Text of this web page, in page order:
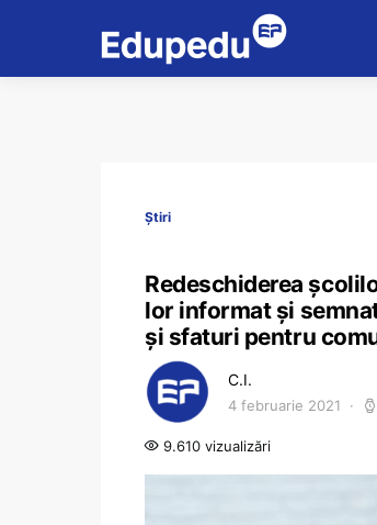
Știri
Redeschiderea
lor informat și
și sfaturi pentru
C.I.
4 februarie 2021
9.610 vizualizări